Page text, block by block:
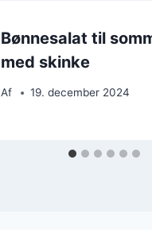
Bønnesalat til
med skinke
Af 19. december 2024